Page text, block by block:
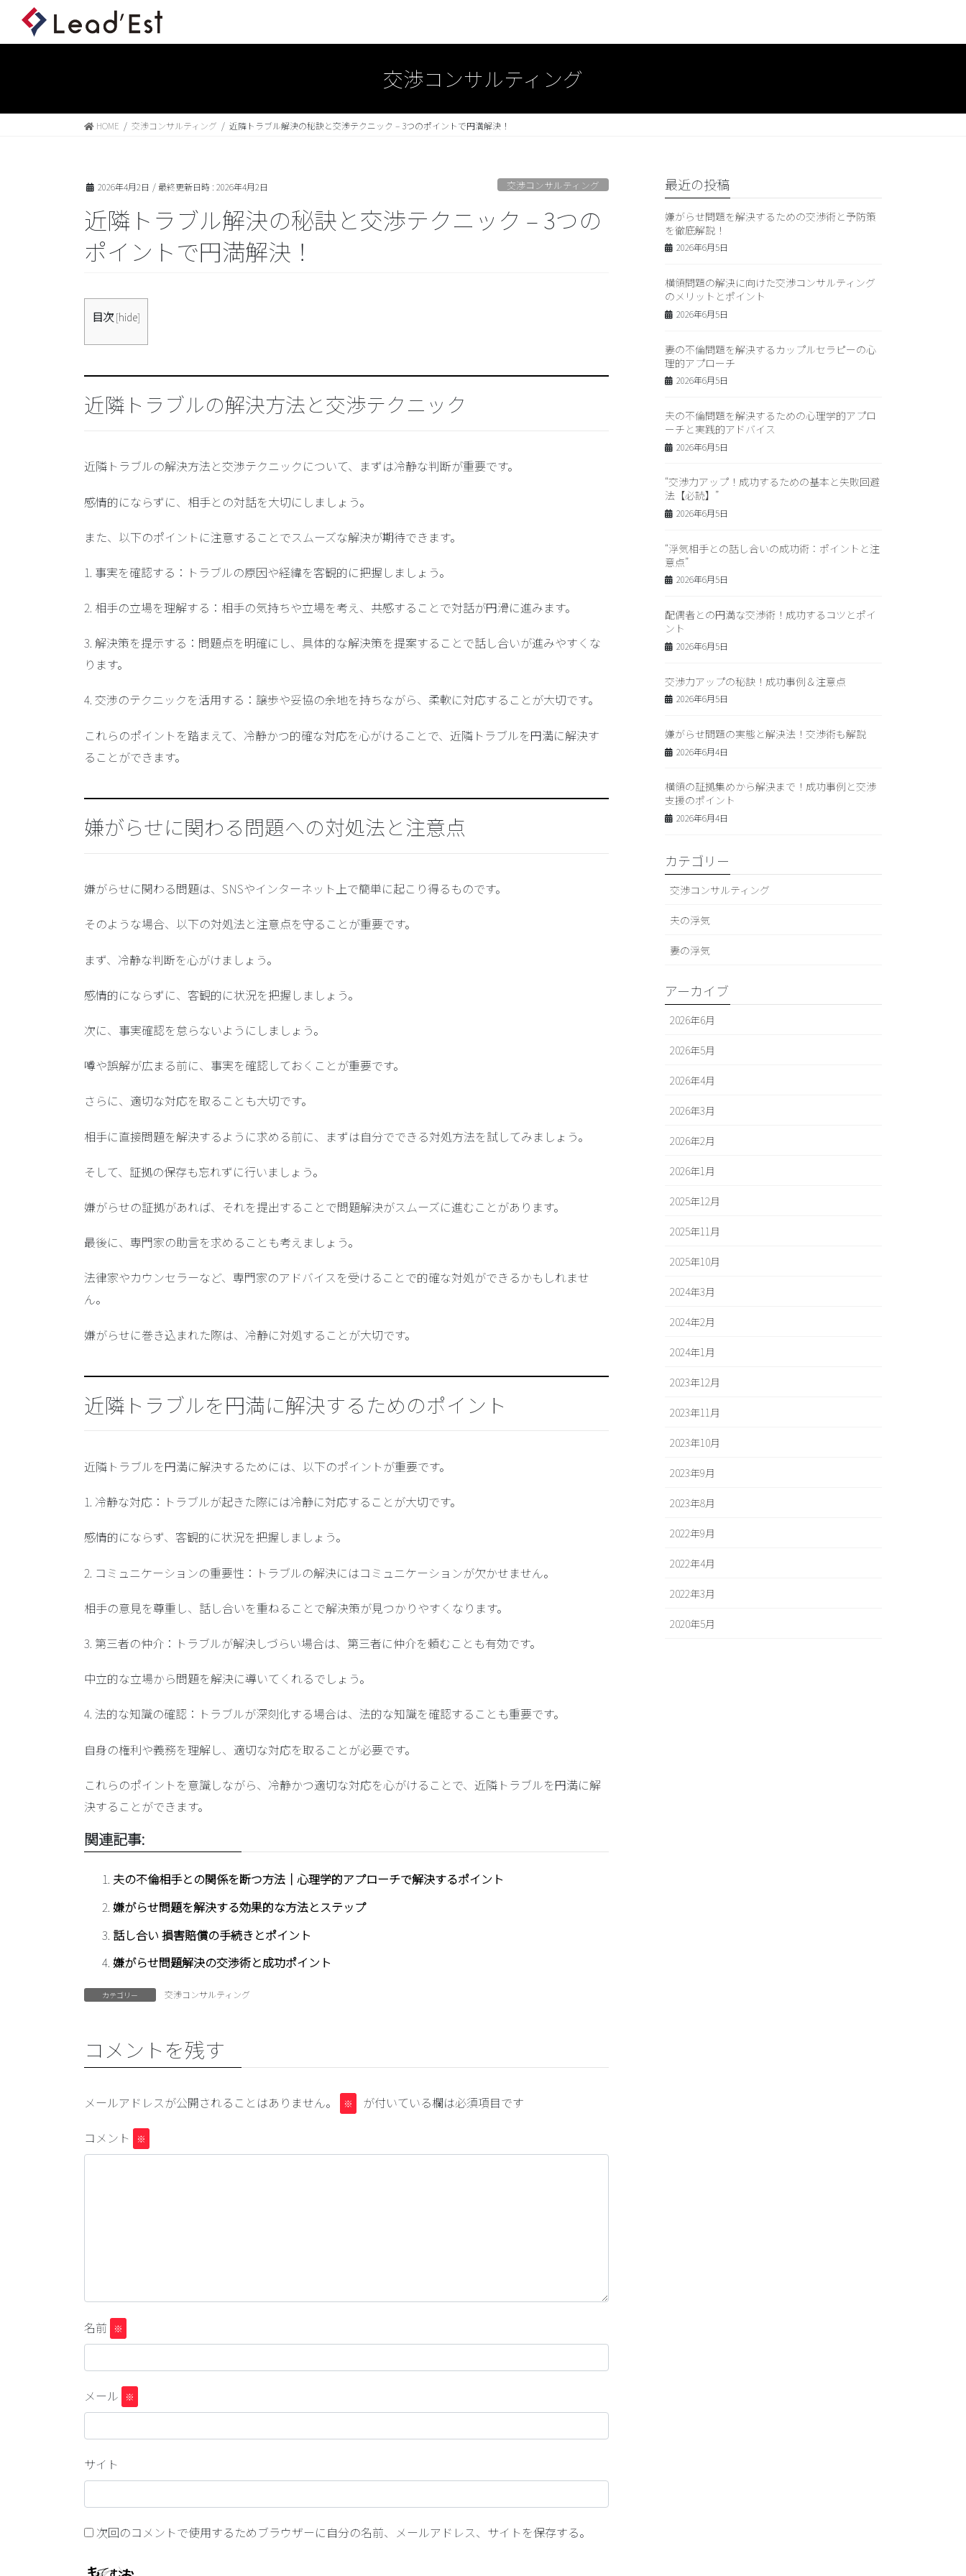
交渉コンサルティング
HOME 交渉コンサルティング 近隣トラブル解決の秘訣と交渉テクニック – 3つのポイントで円満解決！
2026年4月2日 / 最終更新日時 : 2026年4月2日 交渉コンサルティング
近隣トラブル解決の秘訣と交渉テクニック – 3つの
ポイントで円満解決！
目次 [hide]
近隣トラブルの解決方法と交渉テクニック
近隣トラブルの解決方法と交渉テクニックについて、まずは冷静な判断が重要です。
感情的にならずに、相手との対話を大切にしましょう。
また、以下のポイントに注意することでスムーズな解決が期待できます。
1. 事実を確認する ：トラブルの原因や経緯を客観的に把握しましょう。
2. 相手の立場を理解する ：相手の気持ちや立場を考え、共感することで対話が円滑に進みます。
3. 解決策を提示する ：問題点を明確にし、具体的な解決策を提案することで話し合いが進みやすくな
ります。
4. 交渉のテクニックを活用する ：譲歩や妥協の余地を持ちながら、柔軟に対応することが大切です。
これらのポイントを踏まえて、冷静かつ的確な対応を心がけることで、近隣トラブルを円満に解決す
ることができます。
嫌がらせに関わる問題への対処法と注意点
嫌がらせに関わる問題は、SNSやインターネット上で簡単に起こり得るものです。
そのような場合、以下の対処法と注意点を守ることが重要です。
まず、 冷静な判断を心がけましょう。
感情的にならずに、客観的に状況を把握しましょう。
次に、 事実確認を怠らないようにしましょう。
噂や誤解が広まる前に、事実を確認しておくことが重要です。
さらに、 適切な対応を取ることも大切です。
相手に直接問題を解決するように求める前に、まずは自分でできる対処方法を試してみましょう。
そして、 証拠の保存も忘れずに行いましょう。
嫌がらせの証拠があれば、それを提出することで問題解決がスムーズに進むことがあります。
最後に、 専門家の助言を求めることも考えましょう。
法律家やカウンセラーなど、専門家のアドバイスを受けることで的確な対処ができるかもしれませ
ん。
嫌がらせに巻き込まれた際は、冷静に対処することが大切です。
近隣トラブルを円満に解決するためのポイント
近隣トラブルを円満に解決するためには、以下のポイントが重要です。
1. 冷静な対応 ：トラブルが起きた際には冷静に対応することが大切です。
感情的にならず、客観的に状況を把握しましょう。
2. コミュニケーションの重要性 ：トラブルの解決にはコミュニケーションが欠かせません。
相手の意見を尊重し、話し合いを重ねることで解決策が見つかりやすくなります。
3. 第三者の仲介 ：トラブルが解決しづらい場合は、第三者に仲介を頼むことも有効です。
中立的な立場から問題を解決に導いてくれるでしょう。
4. 法的な知識の確認 ：トラブルが深刻化する場合は、法的な知識を確認することも重要です。
自身の権利や義務を理解し、適切な対応を取ることが必要です。
これらのポイントを意識しながら、冷静かつ適切な対応を心がけることで、近隣トラブルを円満に解
決することができます。
関連記事:
夫の不倫相手との関係を断つ方法｜心理学的アプローチで解決するポイント
嫌がらせ問題を解決する効果的な方法とステップ
話し合い 損害賠償の手続きとポイント
嫌がらせ問題解決の交渉術と成功ポイント
カテゴリー 交渉コンサルティング
コメントを残す
メールアドレスが公開されることはありません。 ※ が付いている欄は必須項目です
コメント ※
名前 ※
メール ※
サイト
次回のコメントで使用するためブラウザーに自分の名前、メールアドレス、サイトを保存する。
最近の投稿
嫌がらせ問題を解決するための交渉術と予防策
を徹底解説！
2026年6月5日
横領問題の解決に向けた交渉コンサルティング
のメリットとポイント
2026年6月5日
妻の不倫問題を解決するカップルセラピーの心
理的アプローチ
2026年6月5日
夫の不倫問題を解決するための心理学的アプロ
ーチと実践的アドバイス
2026年6月5日
“交渉力アップ！成功するための基本と失敗回避
法【必読】”
2026年6月5日
“浮気相手との話し合いの成功術：ポイントと注
意点”
2026年6月5日
配偶者との円満な交渉術！成功するコツとポイ
ント
2026年6月5日
交渉力アップの秘訣！成功事例＆注意点
2026年6月5日
嫌がらせ問題の実態と解決法！交渉術も解説
2026年6月4日
横領の証拠集めから解決まで！成功事例と交渉
支援のポイント
2026年6月4日
カテゴリー
交渉コンサルティング
夫の浮気
妻の浮気
アーカイブ
2026年6月
2026年5月
2026年4月
2026年3月
2026年2月
2026年1月
2025年12月
2025年11月
2025年10月
2024年3月
2024年2月
2024年1月
2023年12月
2023年11月
2023年10月
2023年9月
2023年8月
2022年9月
2022年4月
2022年3月
2020年5月